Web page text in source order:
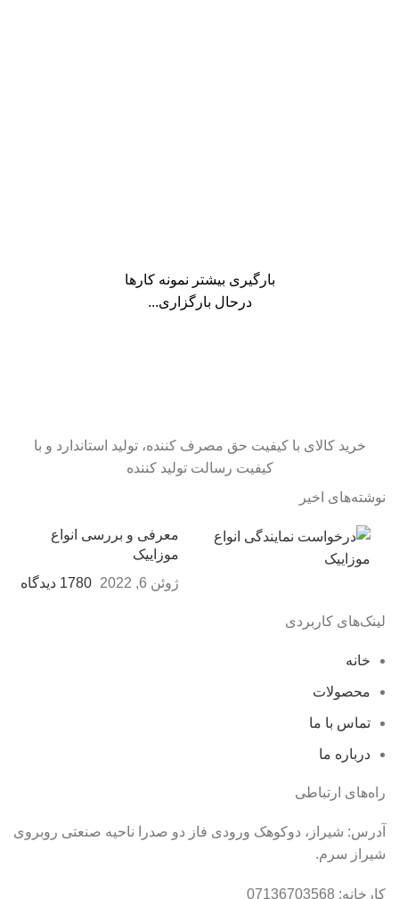
بارگیری بیشتر نمونه کارها
درحال بارگزاری...
خرید کالای با کیفیت حق مصرف کننده، تولید استاندارد و با
کیفیت رسالت تولید کننده
نوشته‌های اخیر
معرفی و بررسی انواع
موزاییک
ژوئن 6, 2022
1780 دیدگاه
لینک‌های کاربردی
خانه
محصولات
تماس با ما
درباره ما
راه‌های ارتباطی
آدرس: شیراز، دوکوهک ورودی فاز دو صدرا ناحیه صنعتی روبروی
شیراز سرم.
کارخانه: 07136703568